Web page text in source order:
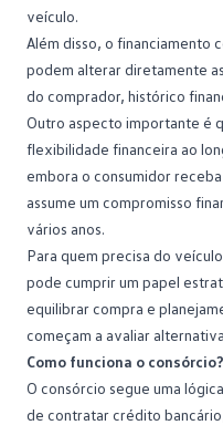
veículo.
Além disso, o financiamento
podem alterar diretamente
do comprador, histórico
Outro aspecto importante é
flexibilidade financeira ao
embora o consumidor
assume um compromisso
vários anos.
Para quem precisa do
pode cumprir um papel
equilibrar compra e
começam a avaliar
Como funciona o consórcio?
O consórcio segue uma
de contratar crédito